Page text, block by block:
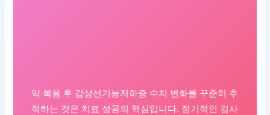
약 복용 후 갑상선기능저하증 수치 변화를 꾸준히 추
적하는 것은 치료 성공의 핵심입니다. 정기적인 검사